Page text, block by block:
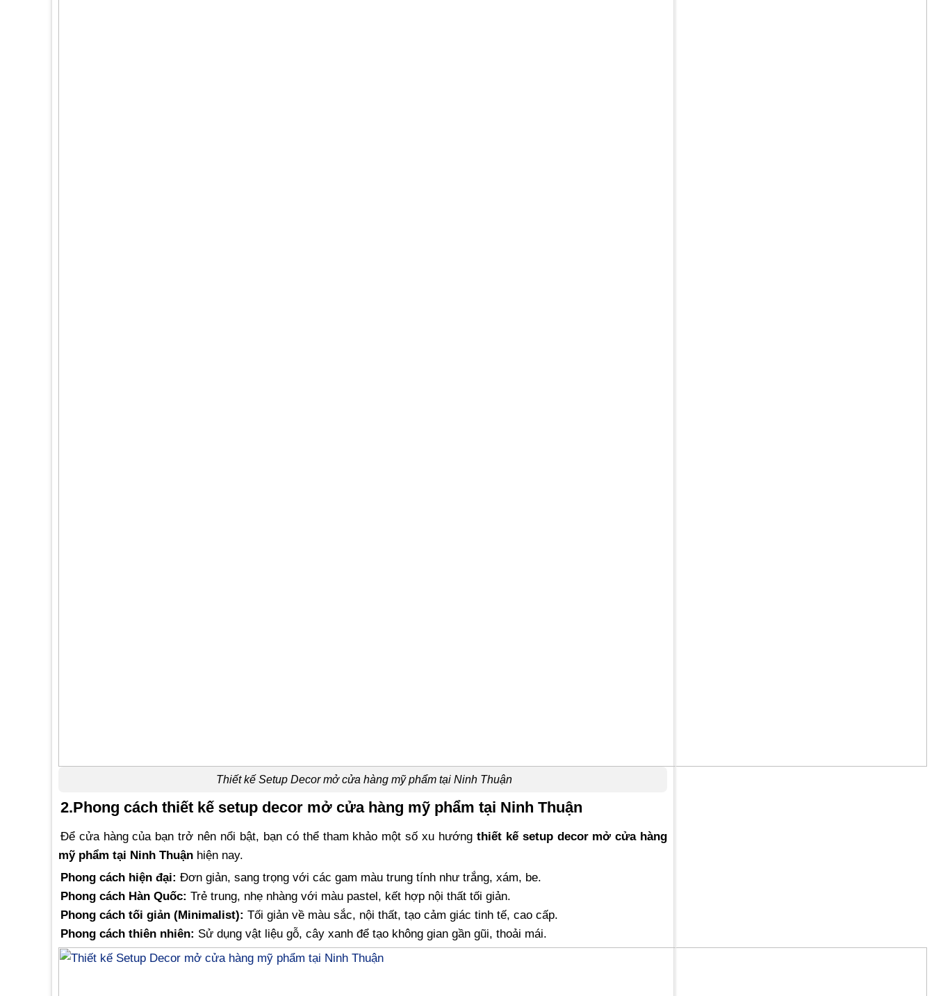
Thiết kế Setup Decor mở cửa hàng mỹ phẩm tại Ninh Thuận
2.Phong cách thiết kế setup decor mở cửa hàng mỹ phẩm tại Ninh Thuận
Để cửa hàng của bạn trở nên nổi bật, bạn có thể tham khảo một số xu hướng thiết kế setup decor mở cửa hàng
mỹ phẩm tại Ninh Thuậnhiện nay.
Phong cách hiện đại: Đơn giản, sang trọng với các gam màu trung tính như trắng, xám, be.
Phong cách Hàn Quốc: Trẻ trung, nhẹ nhàng với màu pastel, kết hợp nội thất tối giản.
Phong cách tối giản (Minimalist): Tối giản về màu sắc, nội thất, tạo cảm giác tinh tế, cao cấp.
Phong cách thiên nhiên: Sử dụng vật liệu gỗ, cây xanh để tạo không gian gần gũi, thoải mái.